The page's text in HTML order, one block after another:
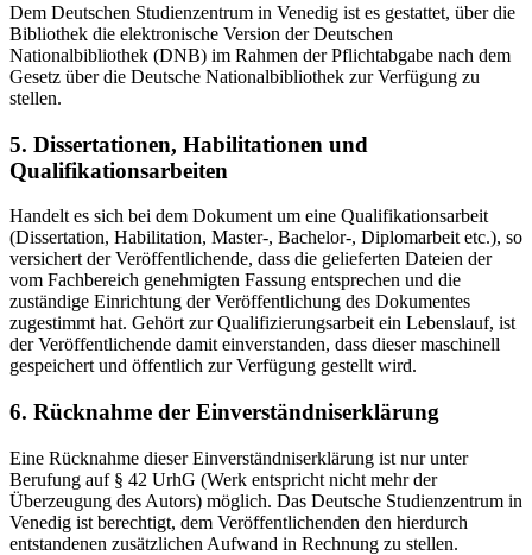
Dem Deutschen Studienzentrum in Venedig ist es gestattet, über die
Bibliothek die elektronische Version der Deutschen
Nationalbibliothek (DNB) im Rahmen der Pflichtabgabe nach dem
Gesetz über die Deutsche Nationalbibliothek zur Verfügung zu
stellen.
5. Dissertationen, Habilitationen und
Qualifikationsarbeiten
Handelt es sich bei dem Dokument um eine Qualifikationsarbeit
(Dissertation, Habilitation, Master-, Bachelor-, Diplomarbeit etc.), so
versichert der Veröffentlichende, dass die gelieferten Dateien der
vom Fachbereich genehmigten Fassung entsprechen und die
zuständige Einrichtung der Veröffentlichung des Dokumentes
zugestimmt hat. Gehört zur Qualifizierungsarbeit ein Lebenslauf, ist
der Veröffentlichende damit einverstanden, dass dieser maschinell
gespeichert und öffentlich zur Verfügung gestellt wird.
6. Rücknahme der Einverständniserklärung
Eine Rücknahme dieser Einverständniserklärung ist nur unter
Berufung auf § 42 UrhG (Werk entspricht nicht mehr der
Überzeugung des Autors) möglich. Das Deutsche Studienzentrum in
Venedig ist berechtigt, dem Veröffentlichenden den hierdurch
entstandenen zusätzlichen Aufwand in Rechnung zu stellen.